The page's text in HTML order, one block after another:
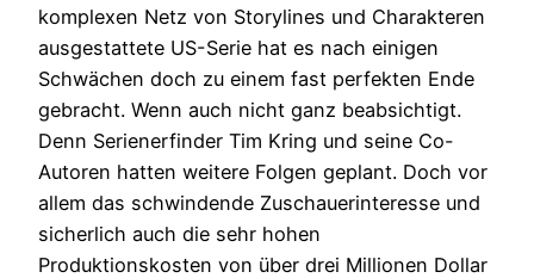
komplexen Netz von Storylines und Charakteren
ausgestattete US-Serie hat es nach einigen
Schwächen doch zu einem fast perfekten Ende
gebracht. Wenn auch nicht ganz beabsichtigt.
Denn Serienerfinder Tim Kring und seine Co-
Autoren hatten weitere Folgen geplant. Doch vor
allem das schwindende Zuschauerinteresse und
sicherlich auch die sehr hohen
Produktionskosten von über drei Millionen Dollar